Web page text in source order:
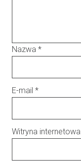
Nazwa *
E-mail *
Witryna internetowa